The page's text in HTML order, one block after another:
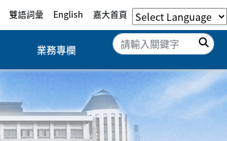
雙語詞彙 English 嘉大首頁
業務專欄
搜